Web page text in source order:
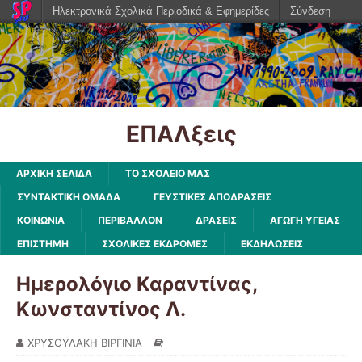
ΕΠΑΛξεις
ΑΡΧΙΚΗ ΣΕΛΙΔΑ
ΤΟ ΣΧΟΛΕΙΟ ΜΑΣ
ΣΥΝΤΑΚΤΙΚΗ ΟΜΑΔΑ
ΓΕΥΣΤΙΚΕΣ ΑΠΟΔΡΑΣΕΙΣ
ΚΟΙΝΩΝΙΑ
ΠΕΡΙΒΑΛΛΟΝ ΔΡΑΣΕΙΣ
ΑΓΩΓΗ ΥΓΕΙΑΣ
ΕΠΙΣΤΗΜΗ
ΣΧΟΛΙΚΕΣ ΕΚΔΡΟΜΕΣ ΕΚΔΗΛΩΣΕΙΣ
Ημερολόγιο Καραντίνας,
Κωνσταντίνος Λ.
ΧΡΥΣΟΥΛΑΚΗ ΒΙΡΓΙΝΙΑ
Ηλεκτρονικά Σχολικά Περιοδικά & Εφημερίδες Σύνδεση